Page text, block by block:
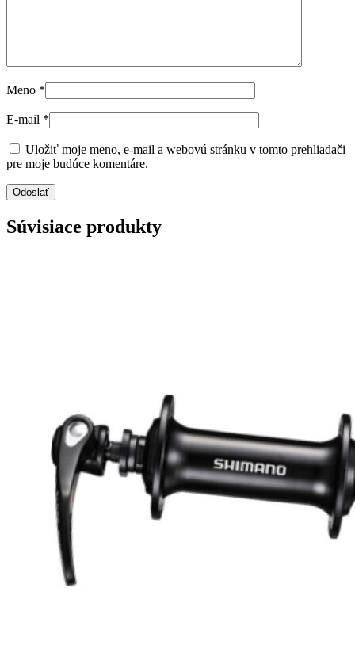
Meno *
E-mail *
Uložiť moje meno, e-mail a webovú stránku v tomto prehliadači
pre moje budúce komentáre.
Súvisiace produkty